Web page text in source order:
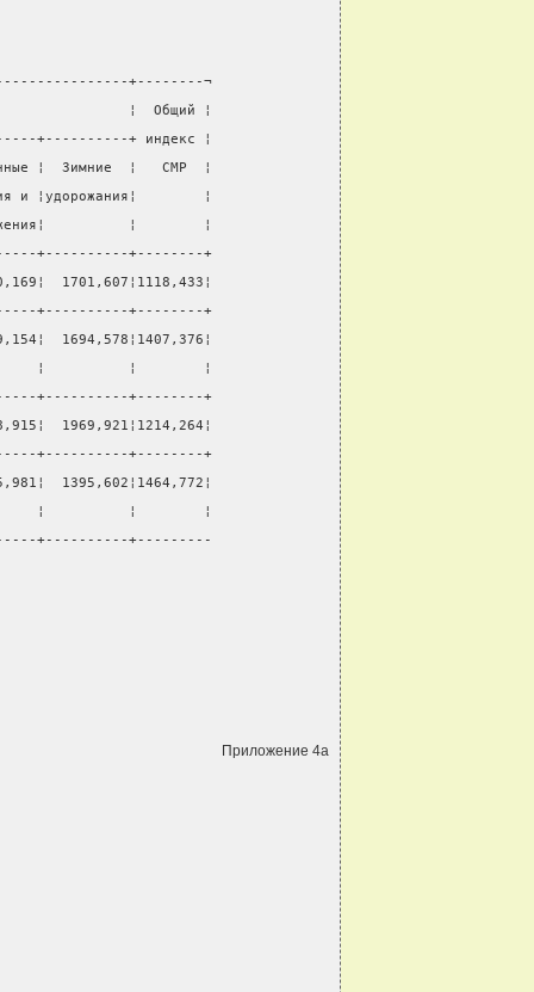
+--------¬
¦  Общий ¦
+ индекс ¦
¦  Зимние  ¦   СМР  ¦
¦удорожания¦        ¦
¦        ¦
+----------+--------+
1701,607¦1118,433¦
+----------+--------+
1694,578¦1407,376¦
¦          ¦        ¦
+----------+--------+
1969,921¦1214,264¦
+----------+--------+
1395,602¦1464,772¦
¦          ¦        ¦
+----------+---------
Приложение 4а